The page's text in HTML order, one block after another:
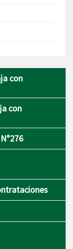
con
con